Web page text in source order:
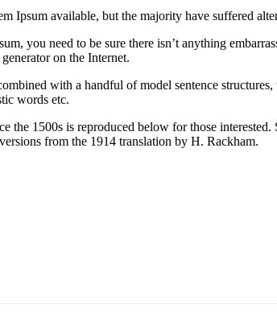
Ipsum available, but the majority have suffered
you need to be sure there isn’t anything
on the Internet.
with a handful of model sentence
words etc.
the 1500s is reproduced below for those
from the 1914 translation by H. Rackham.